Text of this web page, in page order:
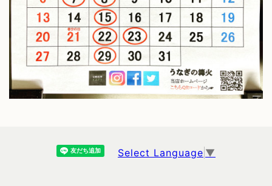
Select Language ▼